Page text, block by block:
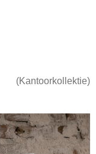
(Kantoorkollektie)